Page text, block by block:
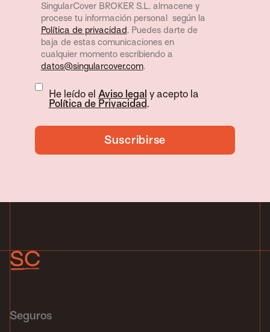
SingularCover BROKER S.L. almacene y
procese tu información personal según la
Política de privacidad. Puedes darte de
baja de estas comunicaciones en
cualquier momento escribiendo a
datos@singularcover.com.
He leído el Aviso legal y acepto la
Política de Privacidad.
Seguros